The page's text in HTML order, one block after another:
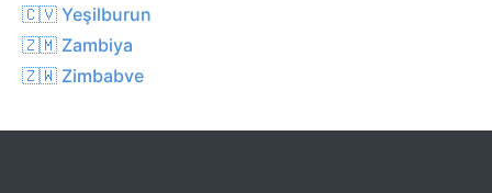
🇨🇻 Yeşilburun
🇿🇲 Zambiya
🇿🇼 Zimbabve